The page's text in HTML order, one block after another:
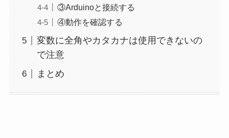
③Arduinoと接続する
④動作を確認する
変数に全角やカタカナは使用できないの
で注意
まとめ